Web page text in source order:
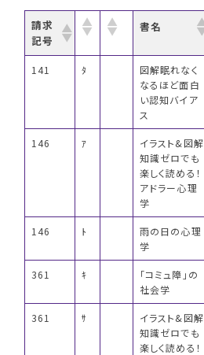
請求
記号
書名
141 ﾀ
図解眠れなく
なるほど面白
い認知バイア
ス
146 ｱ
イラスト&図解
知識ゼロでも
楽しく読める！
アドラー心理
学
146 ﾄ
雨の日の心理
学
361 ｷ
「コミュ障」の
社会学
361 ｻ
イラスト&図解
知識ゼロでも
楽しく読める！